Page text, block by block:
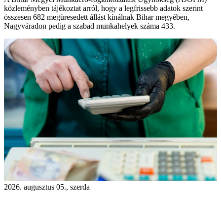
közleményben tájékoztat arról, hogy a legfrissebb adatok szerint
összesen 682 megüresedett állást kínálnak Bihar megyében,
Nagyváradon pedig a szabad munkahelyek száma 433.
2026. augusztus 05., szerda